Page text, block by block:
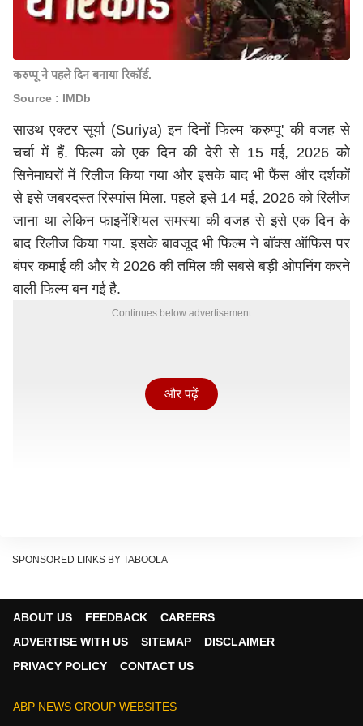
करुप्पू ने पहले दिन बनाया रिकॉर्ड.
Source : IMDb
साउथ एक्टर सूर्या (Suriya) इन दिनों फिल्म 'करुप्पू' की वजह से
चर्चा में हैं. फिल्म को एक दिन की देरी से 15 मई, 2026 को
सिनेमाघरों में रिलीज किया गया और इसके बाद भी फैंस और दर्शकों
से इसे जबरदस्त रिस्पांस मिला. पहले इसे 14 मई, 2026 को रिलीज
जाना था लेकिन फाइनेंशियल समस्या की वजह से इसे एक दिन के
बाद रिलीज किया गया. इसके बावजूद भी फिल्म ने बॉक्स ऑफिस पर
बंपर कमाई की और ये 2026 की तमिल की सबसे बड़ी ओपनिंग करने
वाली फिल्म बन गई है.
Continues below advertisement
सूर्या की फिल्म 'कुरुप्पू' को पहले दिन फैंस से जबरदस्त रिस्पांस
और पढ़ें
SPONSORED LINKS BY TABOOLA
ABOUT US FEEDBACK
CAREERS
ADVERTISE WITH US
SITEMAP
DISCLAIMER
PRIVACY POLICY
CONTACT US
ABP NEWS GROUP WEBSITES